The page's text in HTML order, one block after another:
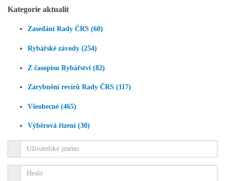
Kategorie aktualit
Zasedání Rady ČRS (60)
Rybářské závody (254)
Z časopisu Rybářství (82)
Zarybnění revírů Rady ČRS (117)
Všeobecné (465)
Výběrová řízení (30)